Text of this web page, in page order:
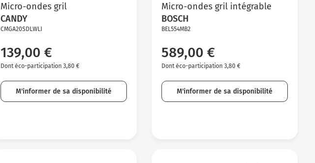
Micro-ondes gril
CANDY
CMGA20SDLWLI
139,00 €
Dont éco-participation 3,80 €
M'informer de sa disponibilité
Micro-ondes gril intégrable
BOSCH
BEL554MB2
589,00 €
Dont éco-participation 3,80 €
M'informer de sa disponibilité